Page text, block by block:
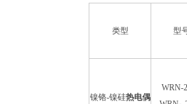
类型 型
镍铬-镍硅热电偶
WRN-